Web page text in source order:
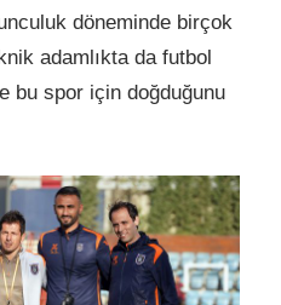
döneminde birçok
adamlıkta da futbol
bu spor için doğduğunu